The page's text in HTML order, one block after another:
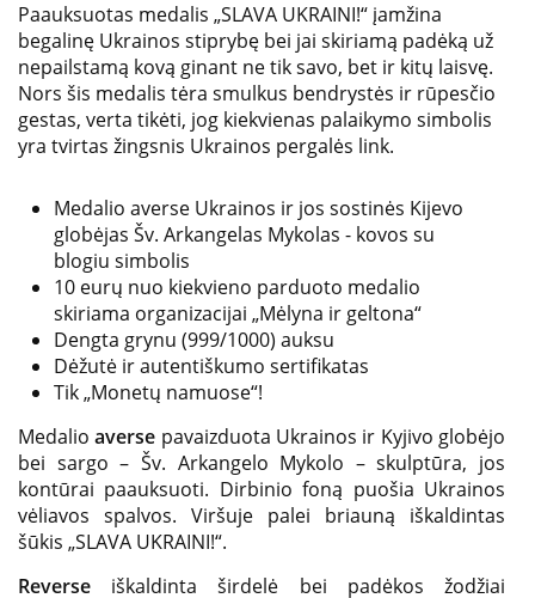
Paauksuotas medalis „SLAVA UKRAINI!“ įamžina
begalinę Ukrainos stiprybę bei jai skiriamą padėką už
nepailstamą kovą ginant ne tik savo, bet ir kitų laisvę.
Nors šis medalis tėra smulkus bendrystės ir rūpesčio
gestas, verta tikėti, jog kiekvienas palaikymo simbolis
yra tvirtas žingsnis Ukrainos pergalės link.
Medalio averse Ukrainos ir jos sostinės Kijevo
globėjas Šv. Arkangelas Mykolas - kovos su
blogiu simbolis
10 eurų nuo kiekvieno parduoto medalio
skiriama organizacijai „Mėlyna ir geltona“
Dengta grynu (999/1000) auksu
Dėžutė ir autentiškumo sertifikatas
Tik „Monetų namuose“!
Medalioaverse pavaizduota Ukrainos ir Kyjivo globėjo
bei sargo – Šv. Arkangelo Mykolo – skulptūra, jos
kontūrai paauksuoti. Dirbinio foną puošia Ukrainos
vėliavos spalvos. Viršuje palei briauną iškaldintas
šūkis „SLAVA UKRAINI!“.
Reverse iškaldinta širdelė bei padėkos žodžiai